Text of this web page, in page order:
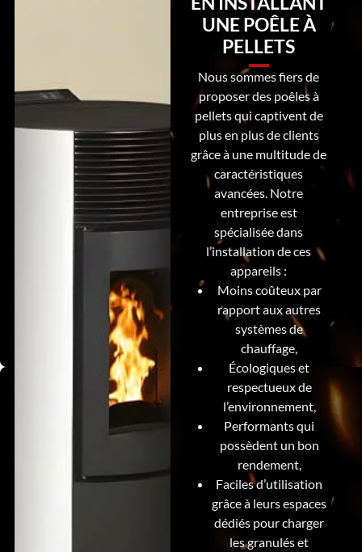
UNE POÊLE À
PELLETS
Nous sommes fiers de
proposer des poêles à
pellets qui captivent de
plus en plus de clients
grâce à une multitude de
caractéristiques
avancées. Notre
entreprise est
spécialisée dans
l’installation de ces
appareils :
Moins coûteux par
rapport aux autres
systèmes de
chauffage,
Écologiques et
respectueux de
l’environnement,
Performants qui
possèdent un bon
rendement,
Faciles d’utilisation
grâce à leurs espaces
dédiés pour charger
les granulés et